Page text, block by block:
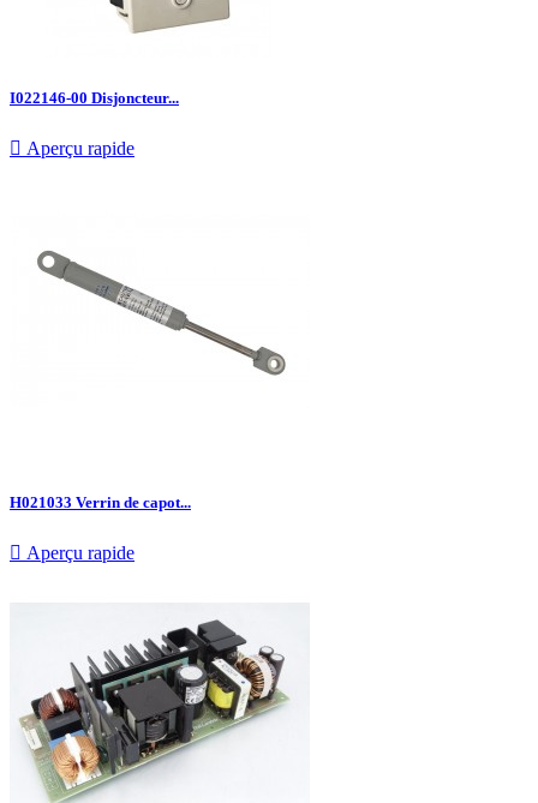
I022146-00 Disjoncteur...
 Aperçu rapide
H021033 Verrin de capot...
 Aperçu rapide